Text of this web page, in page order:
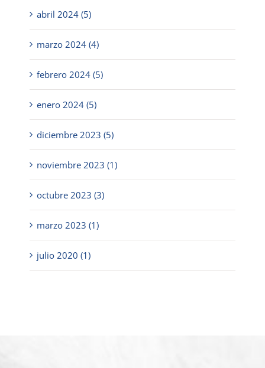
abril 2024 (5)
marzo 2024 (4)
febrero 2024 (5)
enero 2024 (5)
diciembre 2023 (5)
noviembre 2023 (1)
octubre 2023 (3)
marzo 2023 (1)
julio 2020 (1)